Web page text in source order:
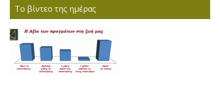
Το βίντεο της ημέρας